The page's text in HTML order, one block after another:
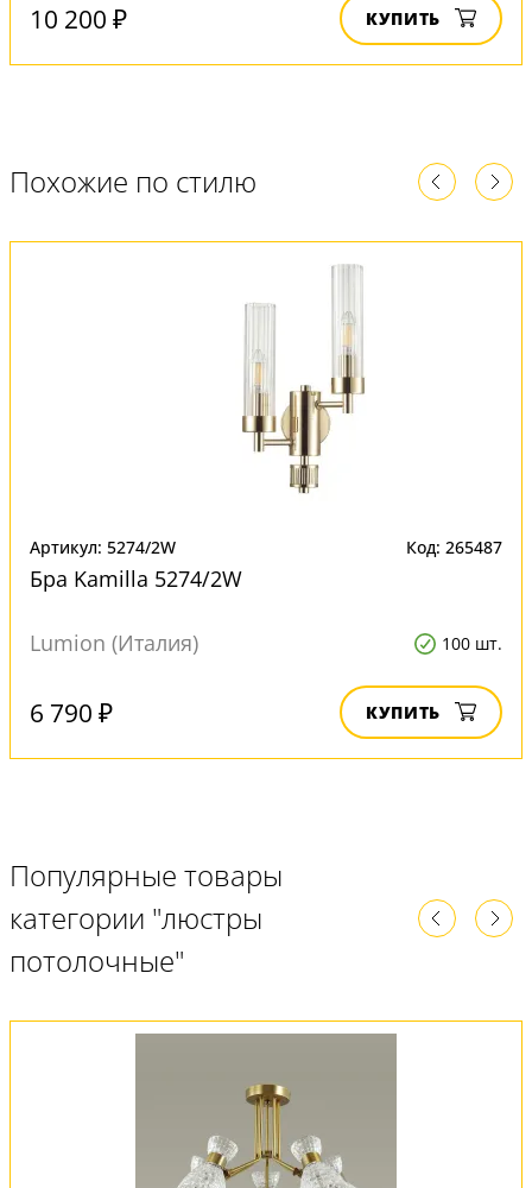
10 200 ₽ КУПИТЬ
Похожие по стилю
Артикул: 5274/2W Код: 265487
Бра Kamilla 5274/2W
Lumion (Италия) 100 шт.
6 790 ₽ КУПИТЬ
Популярные товары
категории "люстры
потолочные"